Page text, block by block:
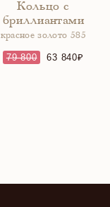
Кольцо с
бриллиантами
красное золото 585
79 800 63 840